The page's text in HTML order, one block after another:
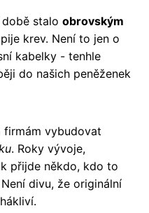
době stalo obrovským
krev. Není to jen o
kabelky - tenhle
do našich peněženek
firmám vybudovat
. Roky vývoje,
přijde někdo, kdo to
divu, že originální